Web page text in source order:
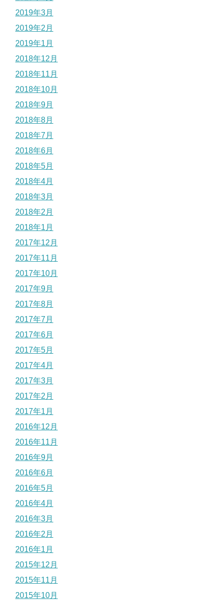
2019年3月
2019年2月
2019年1月
2018年12月
2018年11月
2018年10月
2018年9月
2018年8月
2018年7月
2018年6月
2018年5月
2018年4月
2018年3月
2018年2月
2018年1月
2017年12月
2017年11月
2017年10月
2017年9月
2017年8月
2017年7月
2017年6月
2017年5月
2017年4月
2017年3月
2017年2月
2017年1月
2016年12月
2016年11月
2016年9月
2016年6月
2016年5月
2016年4月
2016年3月
2016年2月
2016年1月
2015年12月
2015年11月
2015年10月